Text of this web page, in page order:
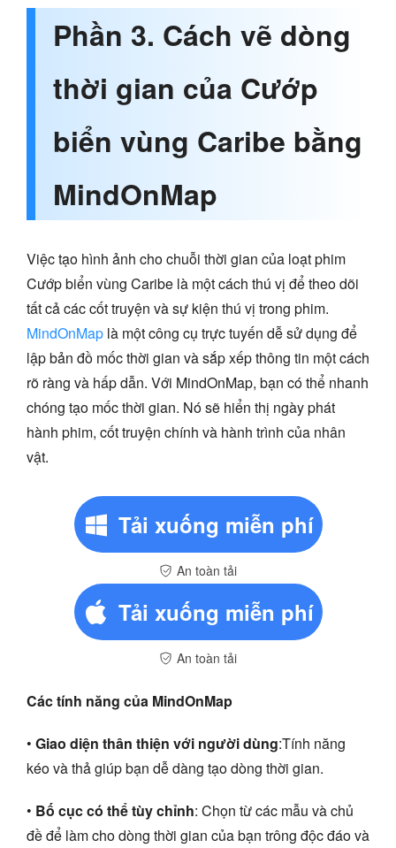
Phần 3. Cách vẽ dòng
thời gian của Cướp
biển vùng Caribe bằng
MindOnMap
Việc tạo hình ảnh cho chuỗi thời gian của loạt phim
Cướp biển vùng Caribe là một cách thú vị để theo dõi
tất cả các cốt truyện và sự kiện thú vị trong phim.
MindOnMap là một công cụ trực tuyến dễ sử dụng để
lập bản đồ mốc thời gian và sắp xếp thông tin một cách
rõ ràng và hấp dẫn. Với MindOnMap, bạn có thể nhanh
chóng tạo mốc thời gian. Nó sẽ hiển thị ngày phát
hành phim, cốt truyện chính và hành trình của nhân
vật.
Tải xuống miễn phí
An toàn tải
Tải xuống miễn phí
An toàn tải
Các tính năng của MindOnMap
• Giao diện thân thiện với người dùng:Tính năng
kéo và thả giúp bạn dễ dàng tạo dòng thời gian.
• Bố cục có thể tùy chỉnh: Chọn từ các mẫu và chủ
đề để làm cho dòng thời gian của bạn trông độc đáo và